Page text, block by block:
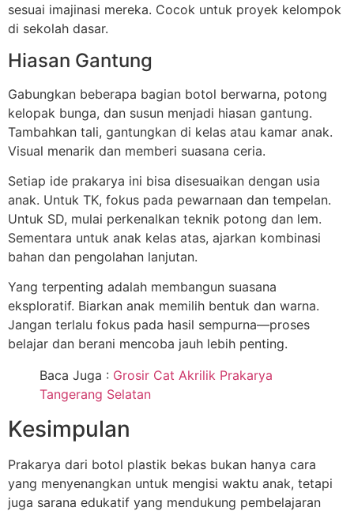
sesuai imajinasi mereka. Cocok untuk proyek kelompok
di sekolah dasar.
Hiasan Gantung
Gabungkan beberapa bagian botol berwarna, potong
kelopak bunga, dan susun menjadi hiasan gantung.
Tambahkan tali, gantungkan di kelas atau kamar anak.
Visual menarik dan memberi suasana ceria.
Setiap ide prakarya ini bisa disesuaikan dengan usia
anak. Untuk TK, fokus pada pewarnaan dan tempelan.
Untuk SD, mulai perkenalkan teknik potong dan lem.
Sementara untuk anak kelas atas, ajarkan kombinasi
bahan dan pengolahan lanjutan.
Yang terpenting adalah membangun suasana
eksploratif. Biarkan anak memilih bentuk dan warna.
Jangan terlalu fokus pada hasil sempurna—proses
belajar dan berani mencoba jauh lebih penting.
Baca Juga : Grosir Cat Akrilik Prakarya
Tangerang Selatan
Kesimpulan
Prakarya dari botol plastik bekas bukan hanya cara
yang menyenangkan untuk mengisi waktu anak, tetapi
juga sarana edukatif yang mendukung pembelajaran